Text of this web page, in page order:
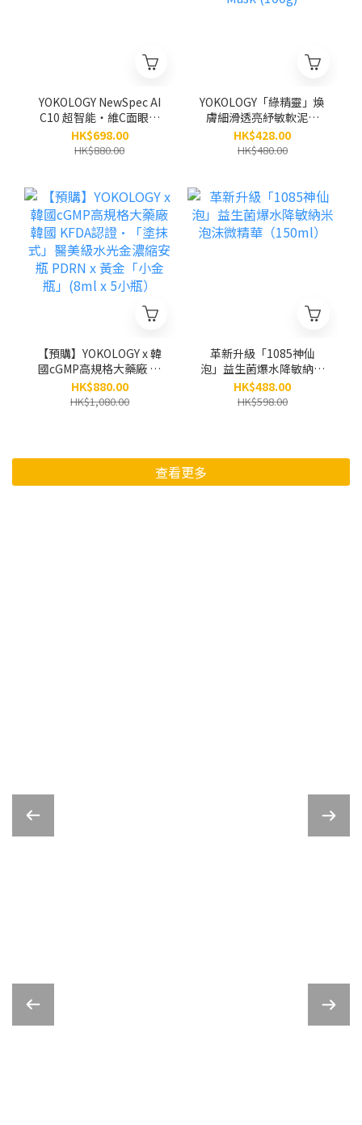
YOKOLOGY NewSpec AI
C10 超智能‧維C面眼頸
精華液（30ml）
HK$698.00
HK$880.00
YOKOLOGY「綠精靈」煥
膚細滑透亮紓敏軟泥膜
Pro Renewing Green
Mask (100g)
HK$428.00
HK$480.00
【預購】YOKOLOGY x 韓
國cGMP高規格大藥廠 韓
國 KFDA認證•「塗抹
式」醫美級水光金濃縮安
HK$880.00
HK$1,080.00
革新升級「1085神仙
泡」益生菌爆水降敏納米
泡沫微精華（150ml）
HK$488.00
HK$598.00
查看更多